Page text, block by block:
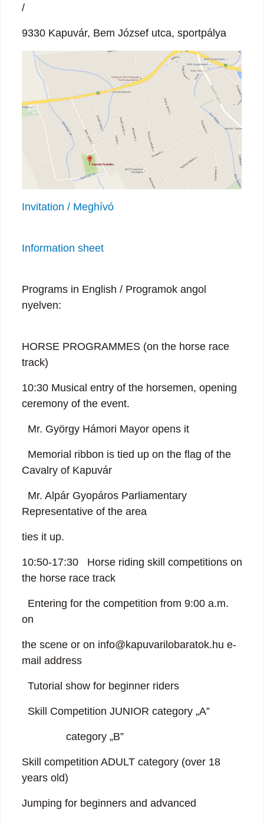
/
9330 Kapuvár, Bem József utca, sportpálya
Invitation / Meghívó
Information sheet
Programs in English / Programok angol
nyelven:
HORSE PROGRAMMES (on the horse race
track)
10:30 Musical entry of the horsemen, opening
ceremony of the event.
Mr. György Hámori Mayor opens it
Memorial ribbon is tied up on the flag of the
Cavalry of Kapuvár
Mr. Alpár Gyopáros Parliamentary
Representative of the area
ties it up.
10:50-17:30 Horse riding skill competitions on
the horse race track
Entering for the competition from 9:00 a.m.
on
the scene or on info@kapuvarilobaratok.hu e-
mail address
Tutorial show for beginner riders
Skill Competition JUNIOR category „A”
category „B”
Skill competition ADULT category (over 18
years old)
Jumping for beginners and advanced